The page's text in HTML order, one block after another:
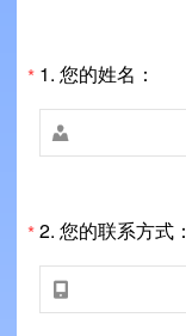
* 1. 您的姓名：

*2. 您的联系方式：
